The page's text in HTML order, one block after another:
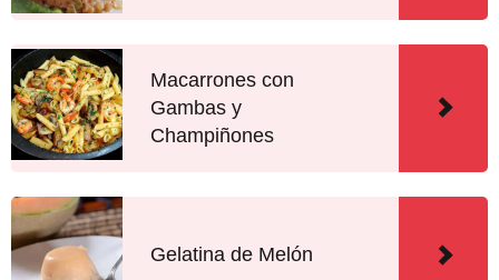
Macarrones con
Gambas y
Champiñones
Gelatina de Melón